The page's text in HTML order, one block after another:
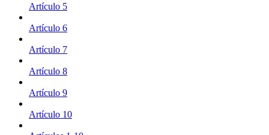
Artículo 5
Artículo 6
Artículo 7
Artículo 8
Artículo 9
Artículo 10